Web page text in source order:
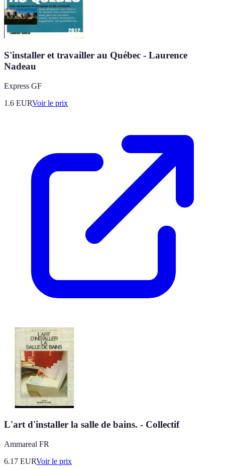
S'installer et travailler au Québec - Laurence
Nadeau
Express GF
1.6 EURVoir le prix
L'art d'installer la salle de bains. - Collectif
Ammareal FR
6.17 EURVoir le prix